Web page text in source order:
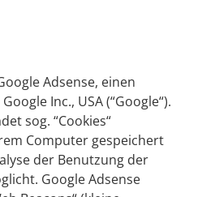
Adsense, einen
Inc., USA (“Google“).
sog. “Cookies“
Computer gespeichert
der Benutzung der
Google Adsense